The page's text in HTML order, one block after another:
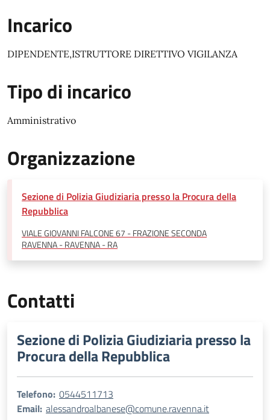
Incarico
DIPENDENTE,ISTRUTTORE DIRETTIVO VIGILANZA
Tipo di incarico
Amministrativo
Organizzazione
Sezione di Polizia Giudiziaria presso la Procura della
Repubblica
VIALE GIOVANNI FALCONE 67 - FRAZIONE SECONDA
RAVENNA - RAVENNA - RA
Contatti
Sezione di Polizia Giudiziaria presso la
Procura della Repubblica
Telefono: 0544511713
Email: alessandroalbanese@comune.ravenna.it